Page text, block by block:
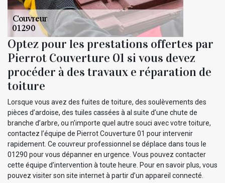
Optez pour les prestations offertes par
Pierrot Couverture 01 si vous devez
procéder à des travaux e réparation de
toiture
Lorsque vous avez des fuites de toiture, des soulèvements des
pièces d’ardoise, des tuiles cassées à al suite d’une chute de
branche d’arbre, ou n’importe quel autre souci avec votre toiture,
contactez l’équipe de Pierrot Couverture 01 pour intervenir
rapidement. Ce couvreur professionnel se déplace dans tous le
01290 pour vous dépanner en urgence. Vous pouvez contacter
cette équipe d’intervention à toute heure. Pour en savoir plus, vous
pouvez visiter son site internet à partir d’un appareil connecté.